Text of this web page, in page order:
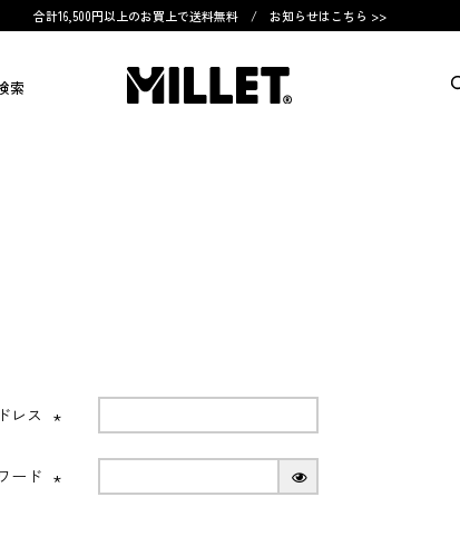
合計16,500円以上のお買上で送料無料 / お知らせはこちら >>
索
レス
ード